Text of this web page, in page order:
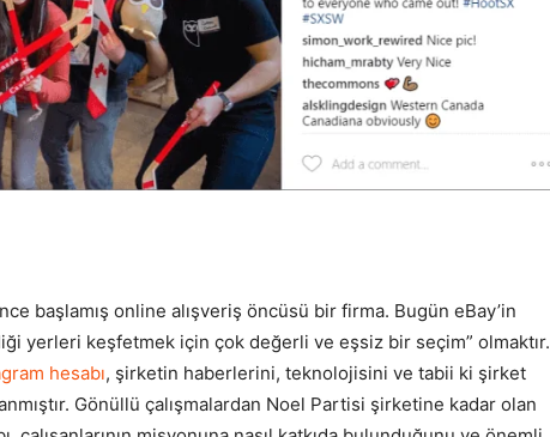
başlamış online alışveriş öncüsü bir firma. Bugün eBay’in
yerleri keşfetmek için çok değerli ve eşsiz bir seçim” olmaktır.
hesabı, şirketin haberlerini, teknolojisini ve tabii ki şirket
Gönüllü çalışmalardan Noel Partisi şirketine kadar olan